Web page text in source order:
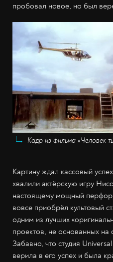
пробовал новое, но был
Кадр из фильма «Человек
Картину ждал кассовый
хвалили актёрскую игру
настоящему мощный
вовсе приобрёл культовый
одним из лучших
проектов, не основанных на
Забавно, что студия
верила в его успех и была